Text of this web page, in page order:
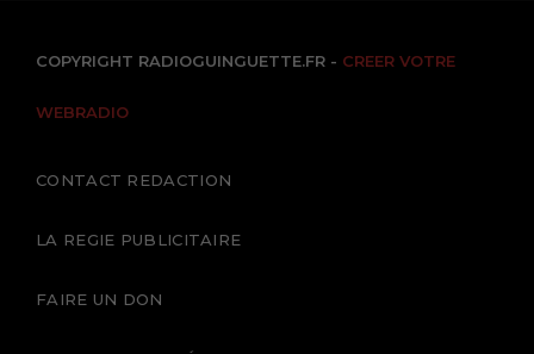
COPYRIGHT RADIOGUINGUETTE.FR - CREER VOTRE
WEBRADIO
CONTACT REDACTION
LA REGIE PUBLICITAIRE
FAIRE UN DON